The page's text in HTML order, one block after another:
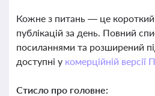
Кожне з питань — це короткий
публікацій за день. Повний
посиланнями та розширений
доступні у комерційній
Стисло про головне: